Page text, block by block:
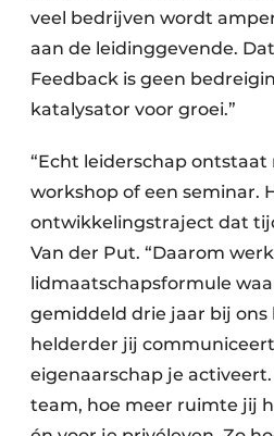
veel bedrijven wordt
aan de leidinggevende.
Feedback is geen
katalysator voor groei.”
“Echt leiderschap ontstaat
workshop of een seminar.
ontwikkelingstraject dat
Van der Put. “Daarom
lidmaatschapsformule
gemiddeld drie jaar bij ons
helderder jij
eigenaarschap je
team, hoe meer ruimte jij